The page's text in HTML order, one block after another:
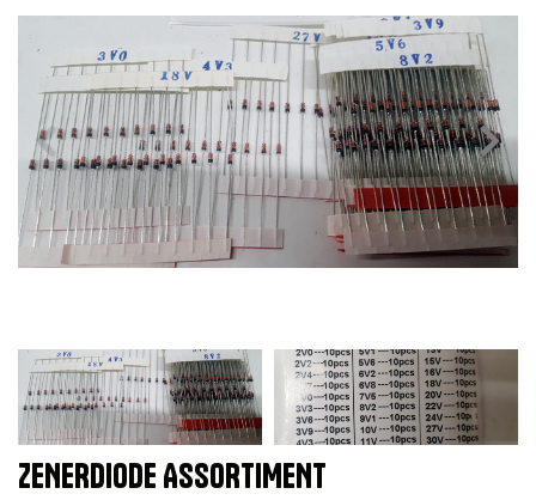
ZENERDIODE ASSORTIMENT